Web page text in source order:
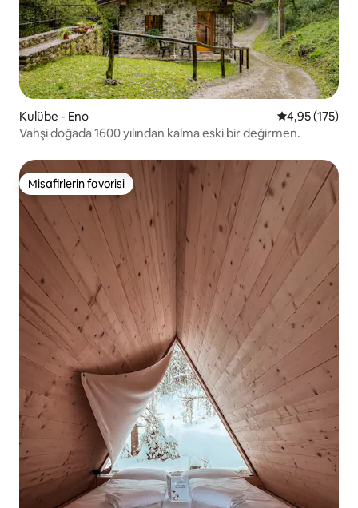
Kulübe - Eno 5 üzerinden
4,95 (175)
Vahşi doğada 1600 yılından kalma eski bir değirmen.
Misafirlerin favorisi
Misafirlerin favorisi